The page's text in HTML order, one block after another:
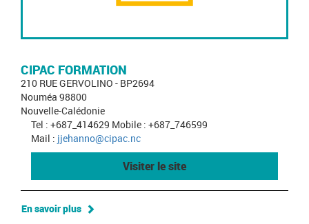
CIPAC FORMATION
210 RUE GERVOLINO - BP2694
Nouméa 98800
Nouvelle-Calédonie
Tel : +687_414629 Mobile : +687_746599
Mail : jjehanno@cipac.nc
Visiter le site
En savoir plus